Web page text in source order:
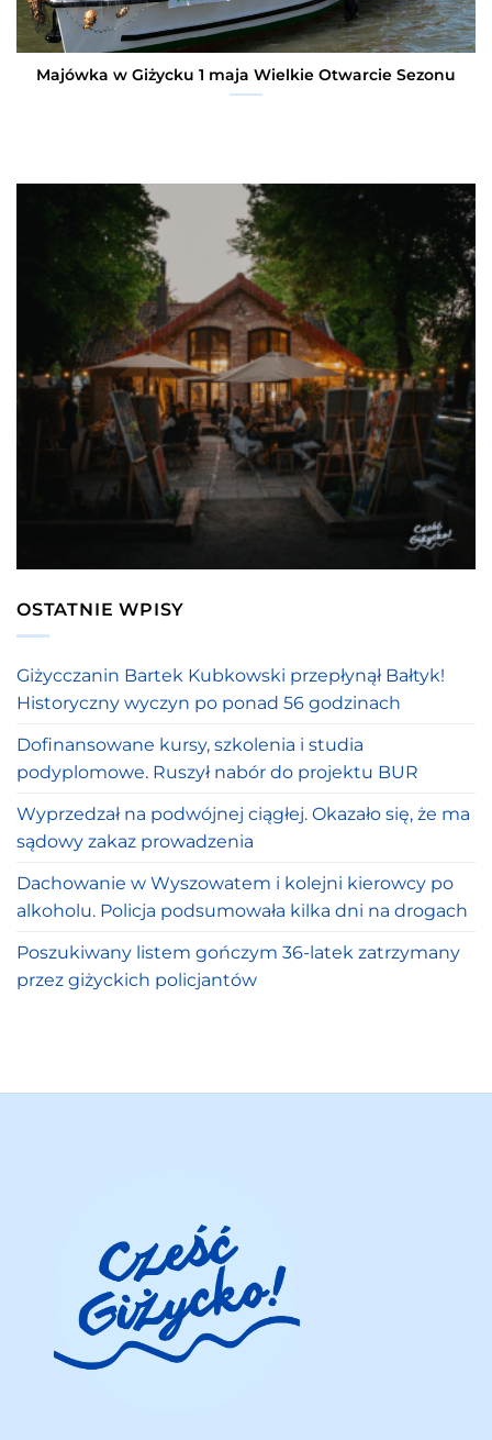
Majówka w Giżycku 1 maja Wielkie Otwarcie Sezonu
OSTATNIE WPISY
Giżycczanin Bartek Kubkowski przepłynął Bałtyk!
Historyczny wyczyn po ponad 56 godzinach
Dofinansowane kursy, szkolenia i studia
podyplomowe. Ruszył nabór do projektu BUR
Wyprzedzał na podwójnej ciągłej. Okazało się, że ma
sądowy zakaz prowadzenia
Dachowanie w Wyszowatem i kolejni kierowcy po
alkoholu. Policja podsumowała kilka dni na drogach
Poszukiwany listem gończym 36-latek zatrzymany
przez giżyckich policjantów